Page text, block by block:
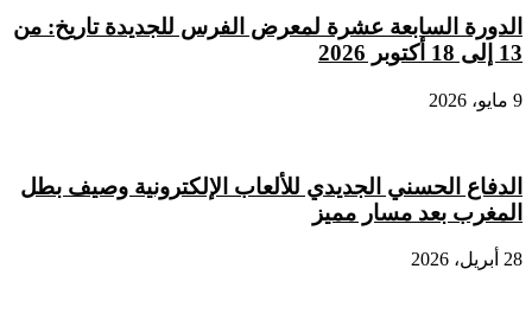
الدورة السابعة عشرة لمعرض الفرس للجديدة تاريخ: من
13 إلى 18 أكتوبر 2026
9 مايو، 2026
الدفاع الحسني الجديدي للألعاب الإلكترونية وصيف بطل
المغرب بعد مسار مميز
28 أبريل، 2026